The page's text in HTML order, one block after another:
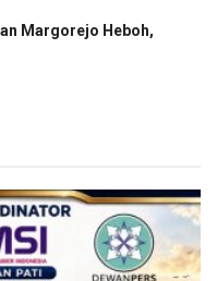
Margorejo Heboh,